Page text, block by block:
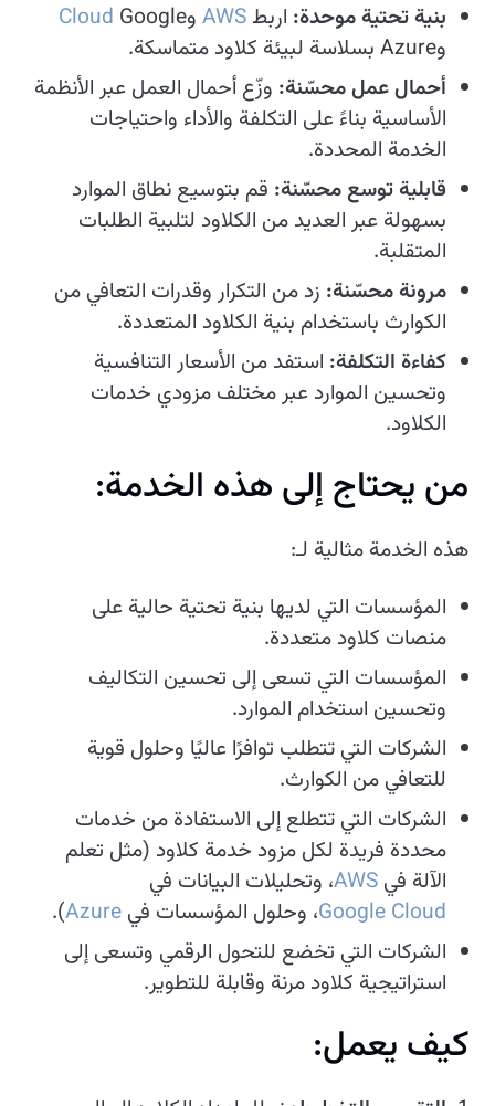
بنية تحتية موحدة: اربط AWS وGoogle
Cloud
وAzure بسلاسة لبيئة كلاود متماسكة.
أحمال عمل محسّنة: وزّع أحمال العمل عبر الأنظمة
الأساسية بناءً على التكلفة والأداء واحتياجات
الخدمة المحددة.
قابلية توسع محسّنة: قم بتوسيع نطاق الموارد
بسهولة عبر العديد من الكلاود لتلبية الطلبات
المتقلبة.
مرونة محسّنة: زد من التكرار وقدرات التعافي من
الكوارث باستخدام بنية الكلاود المتعددة.
كفاءة التكلفة: استفد من الأسعار التنافسية
وتحسين الموارد عبر مختلف مزودي خدمات
الكلاود.
من يحتاج إلى هذه الخدمة:
هذه الخدمة مثالية لـ:
المؤسسات التي لديها بنية تحتية حالية على
منصات كلاود متعددة.
المؤسسات التي تسعى إلى تحسين التكاليف
وتحسين استخدام الموارد.
الشركات التي تتطلب توافرًا عاليًا وحلول قوية
للتعافي من الكوارث.
الشركات التي تتطلع إلى الاستفادة من خدمات
محددة فريدة لكل مزود خدمة كلاود (مثل تعلم
الآلة في AWS، وتحليلات البيانات في
Google Cloud، وحلول المؤسسات في Azure
).
الشركات التي تخضع للتحول الرقمي وتسعى إلى
استراتيجية كلاود مرنة وقابلة للتطوير.
كيف يعمل: